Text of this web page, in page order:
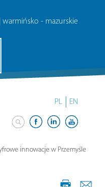
| warmińsko - mazurskie
PL EN
innowacje w Przemyśle